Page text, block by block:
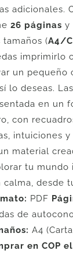
adicionales.
26 páginas y
tamaños (A4/
imprimirlo
un pequeño
lo deseas.
en un
con
intuiciones
material
tu mundo
calma, desde
PDF
de
A4
en COP